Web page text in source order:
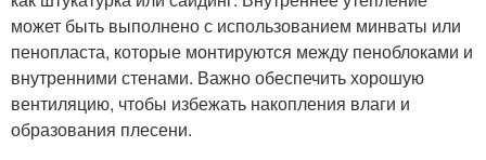
может быть выполнено с использованием минваты или
пенопласта, которые монтируются между пеноблоками и
внутренними стенами. Важно обеспечить хорошую
вентиляцию, чтобы избежать накопления влаги и
образования плесени.